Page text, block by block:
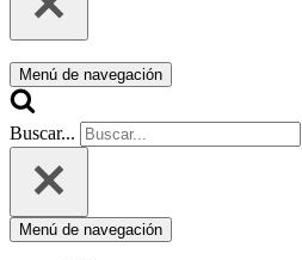
Menú de navegación
Buscar...
Menú de navegación